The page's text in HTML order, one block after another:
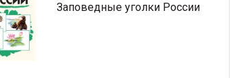
Заповедные уголки России